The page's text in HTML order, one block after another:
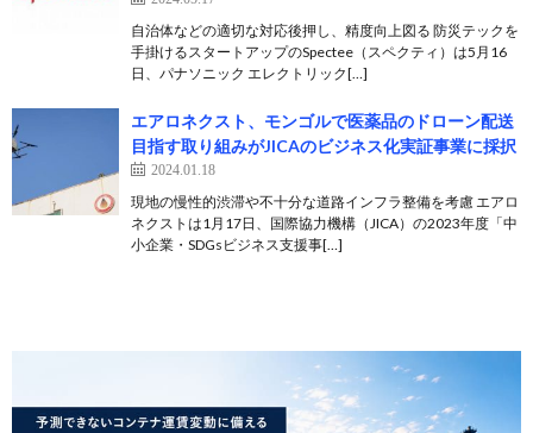
自治体などの適切な対応後押し、精度向上図る 防災テックを
手掛けるスタートアップのSpectee（スペクティ）は5月16
日、パナソニック エレクトリック[…]
エアロネクスト、モンゴルで医薬品のドローン配送
目指す取り組みがJICAのビジネス化実証事業に採択
2024.01.18
現地の慢性的渋滞や不十分な道路インフラ整備を考慮 エアロ
ネクストは1月17日、国際協力機構（JICA）の2023年度「中
小企業・SDGsビジネス支援事[…]